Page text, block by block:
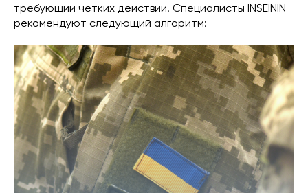
требующий четких действий. Специалисты INSEININ
рекомендуют следующий алгоритм: